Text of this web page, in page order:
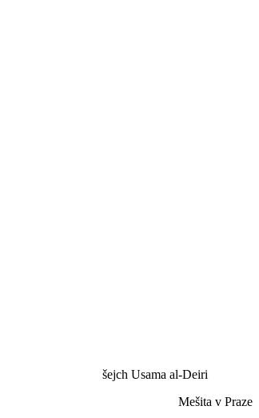
šejch Usama al-Deiri
Mešita v Praze